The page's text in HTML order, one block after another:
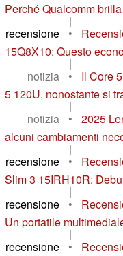
Perché Qualcomm
|
recensione
•
15Q8X10: Questo
|
notizia
•
Il Core
5 120U, nonostante si
|
notizia
•
2025
alcuni cambiamenti
|
recensione
•
Slim 3 15IRH10R:
|
recensione
•
Un portatile
|
recensione
•